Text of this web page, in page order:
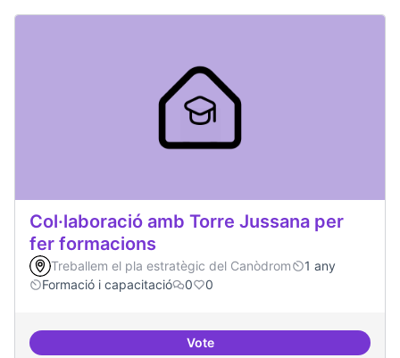
Col·laboració amb Torre Jussana per
fer formacions
Treballem el pla estratègic del Canòdrom
1 any
Formació i capacitació
0 0
VoteCol·laboració amb Torre